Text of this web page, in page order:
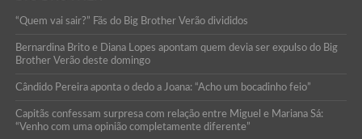
“Quem vai sair?” Fãs do Big Brother Verão divididos
Bernardina Brito e Diana Lopes apontam quem devia ser expulso do Big
Brother Verão deste domingo
Cândido Pereira aponta o dedo a Joana: “Acho um bocadinho feio”
Capitãs confessam surpresa com relação entre Miguel e Mariana Sá:
“Venho com uma opinião completamente diferente”